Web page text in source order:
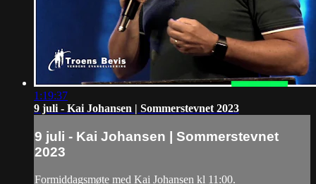
1:19:37
9 juli - Kai Johansen | Sommerstevnet 2023
9 juli - Kai Johansen | Sommerstevnet
2023
Formiddagsmøte med Kai Johansen kl 11:00.